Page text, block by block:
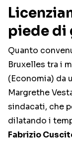
piede di
Quanto
Bruxelles tra i
(Economia) da
Margrethe
sindacati, che
dilatando i
Fabrizio